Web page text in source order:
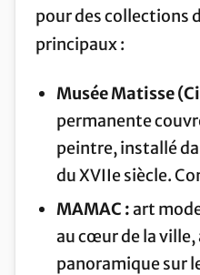
pour des collections
principaux :
Musée Matisse
permanente
peintre, installé
du XVIIe siècle.
MAMAC :art
au cœur de la ville,
panoramique sur